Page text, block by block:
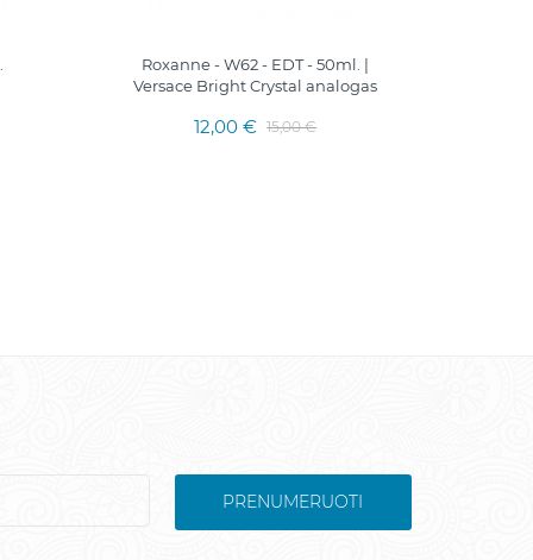
Roxanne - W62 - EDT - 50ml. |
Versace Bright Crystal analogas
12,00 € 15,00 €
PRENUMERUOTI